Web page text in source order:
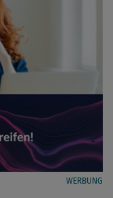
WERBUNG